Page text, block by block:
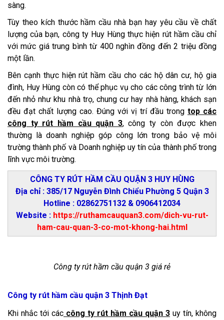
sàng.
Tùy theo kích thước hầm cầu nhà bạn hay yêu cầu về chất
lượng của bạn, công ty Huy Hùng thực hiện rút hầm cầu chỉ
với mức giá trung bình từ 400 nghìn đồng đến 2 triệu đồng
một lần.
Bên cạnh thực hiện rút hầm cầu cho các hộ dân cư, hộ gia
đình, Huy Hùng còn có thể phục vụ cho các công trình từ lớn
đến nhỏ như khu nhà trọ, chung cư hay nhà hàng, khách sạn
đều đạt chất lượng cao. Đúng với vị trí đầu trong top các
công ty rút hầm cầu quận 3, công ty còn được khen
thường là doanh nghiệp góp công lớn trong bảo vệ môi
trường thành phố và Doanh nghiệp uy tín của thành phố trong
lĩnh vực môi trường.
CÔNG TY RÚT HẦM CẦU QUẬN 3 HUY HÙNG
Địa chỉ : 385/17 Nguyễn Đình Chiểu Phường 5 Quận 3
Hotline : 02862751132 & 0906412034
Website : https://ruthamcauquan3.com/dich-vu-rut-
ham-cau-quan-3-co-mot-khong-hai.html
Công ty rút hầm cầu quận 3 giá rẻ
Công ty rút hầm cầu quận 3 Thịnh Đạt
Khi nhắc tới các công ty rút hầm cầu quận 3 uy tín, không